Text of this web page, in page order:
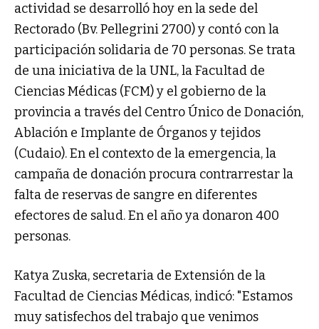
actividad se desarrolló hoy en la sede del
Rectorado (Bv. Pellegrini 2700) y contó con la
participación solidaria de 70 personas. Se trata
de una iniciativa de la UNL, la Facultad de
Ciencias Médicas (FCM) y el gobierno de la
provincia a través del Centro Único de Donación,
Ablación e Implante de Órganos y tejidos
(Cudaio). En el contexto de la emergencia, la
campaña de donación procura contrarrestar la
falta de reservas de sangre en diferentes
efectores de salud. En el año ya donaron 400
personas.
Katya Zuska, secretaria de Extensión de la
Facultad de Ciencias Médicas, indicó: "Estamos
muy satisfechos del trabajo que venimos